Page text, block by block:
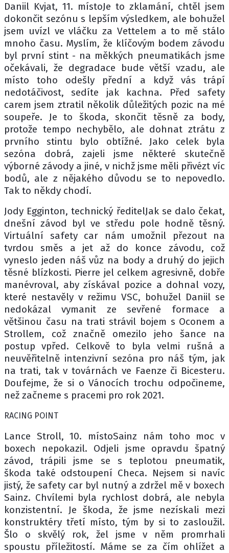
Daniil Kvjat, 11. místoJe to zklamání, chtěl jsem
dokončit sezónu s lepším výsledkem, ale bohužel
jsem uvízl ve vláčku za Vettelem a to mě stálo
mnoho času. Myslím, že klíčovým bodem závodu
byl první stint - na měkkých pneumatikách jsme
očekávali, že degradace bude větší vzadu, ale
místo toho odešly přední a když vás trápí
nedotáčivost, sedíte jak kachna. Před safety
carem jsem ztratil několik důležitých pozic na mé
soupeře. Je to škoda, skončit těsně za body,
protože tempo nechybělo, ale dohnat ztrátu z
prvního stintu bylo obtížné. Jako celek byla
sezóna dobrá, zajeli jsme některé skutečně
výborné závody a jiné, v nichž jsme měli přivézt víc
bodů, ale z nějakého důvodu se to nepovedlo.
Tak to někdy chodí.
Jody Egginton, technický ředitelJak se dalo čekat,
dnešní závod byl ve středu pole hodně těsný.
Virtuální safety car nám umožnil přezout na
tvrdou směs a jet až do konce závodu, což
vyneslo jeden náš vůz na body a druhý do jejich
těsné blízkosti. Pierre jel celkem agresivně, dobře
manévroval, aby získával pozice a dohnal vozy,
které nestavěly v režimu VSC, bohužel Daniil se
nedokázal vymanit ze sevřené formace a
většinou času na trati strávil bojem s Oconem a
Strollem, což značně omezilo jeho šance na
postup vpřed. Celkově to byla velmi rušná a
neuvěřitelně intenzivní sezóna pro náš tým, jak
na trati, tak v továrnách ve Faenze či Bicesteru.
Doufejme, že si o Vánocích trochu odpočineme,
než začneme s pracemi pro rok 2021.
RACING POINT
Lance Stroll, 10. místoSainz nám toho moc v
boxech nepokazil. Odjeli jsme opravdu špatný
závod, trápili jsme se s teplotou pneumatik,
škoda také odstoupení Checa. Nejsem si navíc
jistý, že safety car byl nutný a zdržel mě v boxech
Sainz. Chvílemi byla rychlost dobrá, ale nebyla
konzistentní. Je škoda, že jsme nezískali mezi
konstruktéry třetí místo, tým by si to zasloužil.
Šlo o skvělý rok, žel jsme v něm promrhali
spoustu příležitostí. Máme se za čím ohlížet a